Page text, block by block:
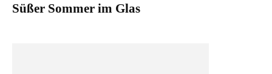
Süßer Sommer im Glas